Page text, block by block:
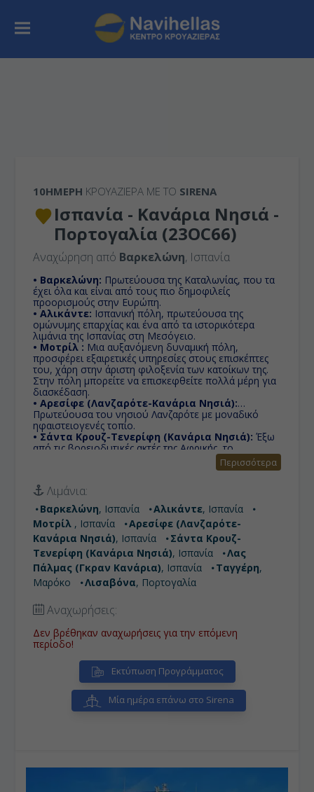
10ΉΜΕΡΗ ΚΡΟΥΑΖΙΕΡΑ ΜΕ ΤΟ SIRENA
Ισπανία - Κανάρια Νησιά -
Πορτογαλία (23OC66)
Αναχώρηση από Βαρκελώνη, Ισπανία
• Βαρκελώνη: Πρωτεύουσα της Καταλωνίας, που τα
έχει όλα και είναι από τους πιο δημοφιλείς
προορισμούς στην Ευρώπη.
• Αλικάντε: Ισπανική πόλη, πρωτεύουσα της
ομώνυμης επαρχίας και ένα από τα ιστορικότερα
λιμάνια της Ισπανίας στη Μεσόγειο.
• Μοτρίλ : Μια αυξανόμενη δυναμική πόλη,
προσφέρει εξαιρετικές υπηρεσίες στους επισκέπτες
του, χάρη στην άριστη φιλοξενία των κατοίκων της.
Στην πόλη μπορείτε να επισκεφθείτε πολλά μέρη για
διασκέδαση.
• Αρεσίφε (Λανζαρότε-Κανάρια Νησιά):
Πρωτεύουσα του νησιού Λανζαρότε με μοναδικό
ηφαιστειογενές τοπίο.
• Σάντα Κρουζ-Τενερίφη (Κανάρια Νησιά): Έξω
από τις βορειοδυτικές ακτές της Αφρικής, το
μεγαλύτερο από τα νησιά του συμπλέγματος των
Καναρίων Νήσων προσφέρει ανέμελες διακοπές σε
έναν τόπο με μοναδική, ιδιαίτερη φυσική ομορφιά.
• Λας Πάλμας (Γκραν Κανάρια):
τον ήλιο και τη θάλασσα σε μια απ’ τις καλύτερες
παραλίες εντός σχεδίου πόλεως που εκτείνεται σε 4
χιλιόμετρα και προσφέρει πολλές τουριστικές
δραστηριότητες.
• Ταγγέρη:Από τις σπουδαιότερες πόλεις και λιμάνια
του Μαρόκου βρίσκεται στις ακτές της Βόρειας
Αφρικής, στα δυτικά του στενού του Γιβραλτάρ.
• Λισαβόνα:Με δυτικοευρωπαική στην εμφάνιση &
μεσογειακή στην ψυχή, με μια αύρα γλυκιάς
μελαγχολίας όταν ο Ατλαντικός συννεφιάζει,
χτισμένη πάνω σε 7 λόφους.
Περισσότερα
Λιμάνια:
Βαρκελώνη, Ισπανία Αλικάντε, Ισπανία
Μοτρίλ , Ισπανία
Αρεσίφε (Λανζαρότε-
Κανάρια Νησιά), Ισπανία
Σάντα Κρουζ-
Τενερίφη (Κανάρια Νησιά), Ισπανία
Λας
Πάλμας (Γκραν Κανάρια), Ισπανία Ταγγέρη,
Μαρόκο
Λισαβόνα, Πορτογαλία
Αναχωρήσεις:
Δεν βρέθηκαν αναχωρήσεις για την επόμενη
περίοδο!
Εκτύπωση Προγράμματος
Μία ημέρα επάνω στο Sirena